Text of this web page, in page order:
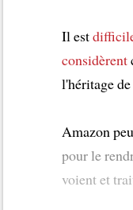
Il est
considèrent
l'héritage
Amazon
pour le
voient et